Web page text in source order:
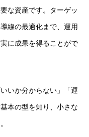
な資産です。ターゲッ
線の最適化まで、運用
に成果を得ることがで
いか分からない」「運
本の型を知り、小さな